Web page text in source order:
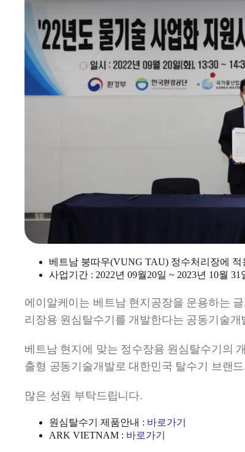
베트남 붕따우(VUNG TAU) 정수처리장에
사업기간 : 2022년 09월20일 ~ 2023년 10월 31
에이알케이는 베트남 현지공장을 운용하는
리장용 원심탈수기를 개발한다는 공동기술
베트남 현지에 맞는 정수장용 원심탈수기의
출형 공동기술개발로 대한민국 탈수기 브랜
많은 성원 부탁드립니다.
원심탈수기 제품안내 : 바로가기
ARK VIETNAM : 바로가기